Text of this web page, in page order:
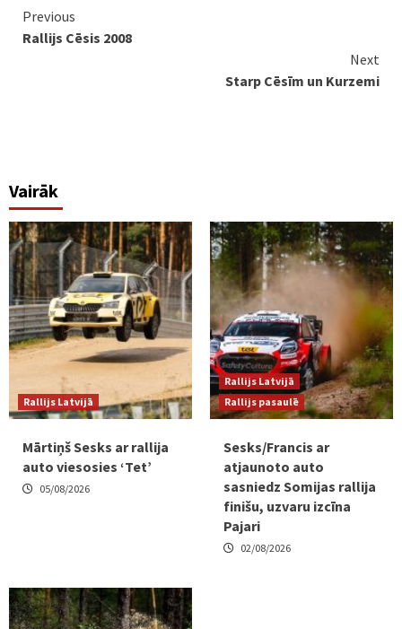
Continue
Reading
Previous
Rallijs Cēsis 2008
Next
Starp Cēsīm un Kurzemi
Vairāk
Rallijs Latvijā
Mārtiņš Sesks ar rallija
auto viesosies ‘Tet’
05/08/2026
Rallijs Latvijā
Rallijs pasaulē
Sesks/Francis ar
atjaunoto auto
sasniedz Somijas rallija
finišu, uzvaru izcīna
Pajari
02/08/2026